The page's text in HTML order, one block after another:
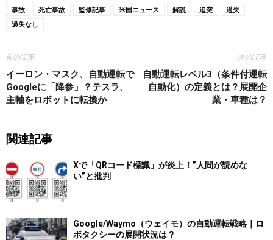
事故
死亡事故 監修記事 米国ニュース 解説 追突
過失
過失なし
前の記事
イーロン・マスク、自動運転で
Googleに「降参」？テスラ、
主軸をロボットに転換か
次の記事
自動運転レベル3（条件付運転
自動化）の定義とは？展開企
業・車種は？
関連記事
Xで「QRコード標識」が炎上！”人間が読めな
い”と批判
Google/Waymo（ウェイモ）の自動運転戦略｜ロ
ボタクシーの展開状況は？